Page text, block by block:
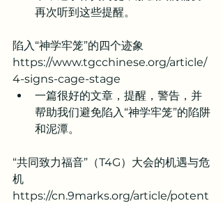
再次听到这些提醒。
陷入“神学牢笼”的四个迹象
https://www.tgcchinese.org/article/
4-signs-cage-stage
一篇很好的文章，提醒，警告，并
帮助我们避免陷入“神学牢笼”的陷阱
和泥潭。
“共同致力福音”（T4G）大会的机遇与危
机
https://cn.9marks.org/article/potent